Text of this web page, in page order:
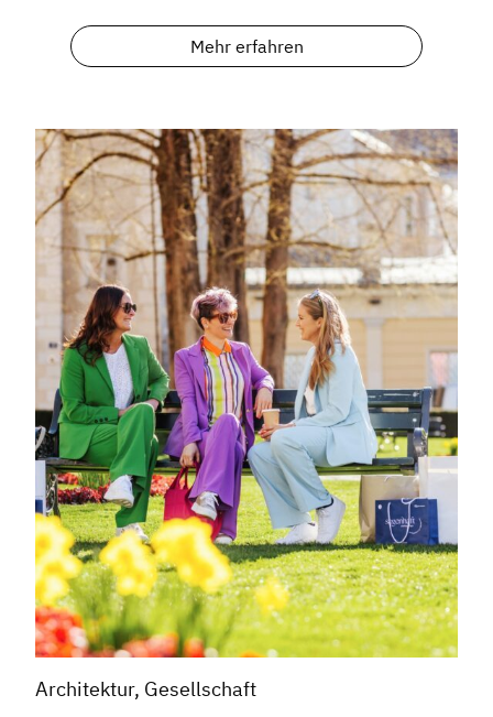
Mehr erfahren
Architektur, Gesellschaft